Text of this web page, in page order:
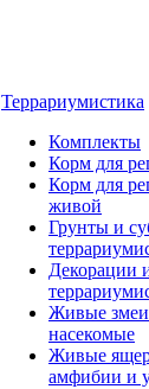
Террариумистика
Комплекты
Корм для
Корм для
живой
Грунты и
Декорации
Живые
насекомые
Живые
амфибии и